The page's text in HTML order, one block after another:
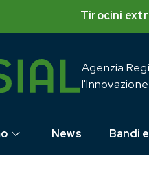
Tirocini
Agenzia
News Bandi